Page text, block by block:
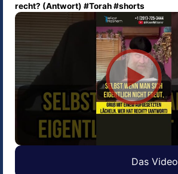
recht? (Antwort) #Torah #shorts
Das Video